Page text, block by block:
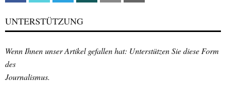
UNTERSTÜTZUNG
Wenn Ihnen unser Artikel gefallen hat: Unterstützen Sie diese Form
des
Journalismus.